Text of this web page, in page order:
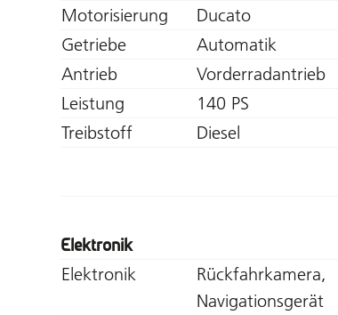
Motorisierung
Ducato
Getriebe
Automatik
Antrieb
Vorderradantrieb
Leistung
140 PS
Treibstoff
Diesel
Elektronik
Elektronik
Rückfahrkamera,
Navigationsgerät